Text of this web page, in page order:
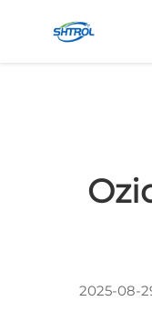
2025-08-